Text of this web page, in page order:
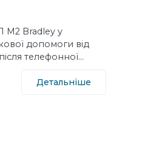
M2 Bradley у
допомоги від
телефонної…
Детальніше